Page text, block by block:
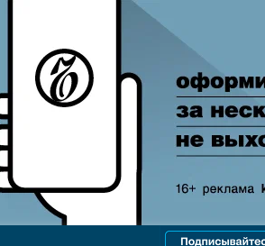
в «Ъ» www.kommersant.ru/ad